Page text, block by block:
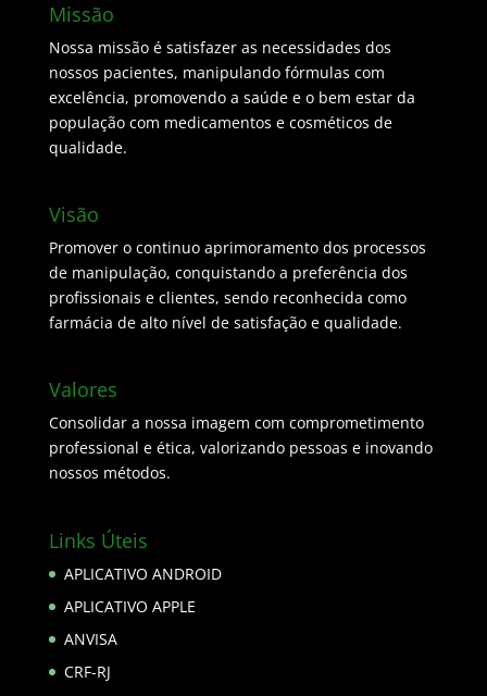
Missão
Nossa missão é satisfazer as necessidades dos
nossos pacientes, manipulando fórmulas com
excelência, promovendo a saúde e o bem estar da
população com medicamentos e cosméticos de
qualidade.
Visão
Promover o continuo aprimoramento dos processos
de manipulação, conquistando a preferência dos
profissionais e clientes, sendo reconhecida como
farmácia de alto nível de satisfação e qualidade.
Valores
Consolidar a nossa imagem com comprometimento
professional e ética, valorizando pessoas e inovando
nossos métodos.
Links Úteis
APLICATIVO ANDROID
APLICATIVO APPLE
ANVISA
CRF-RJ